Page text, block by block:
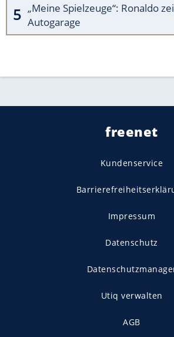
„Meine Spielzeuge“: Ronaldo
Autogarage
freenet
Kundenservice
Impressum
Datenschutz
Utiq verwalten
AGB